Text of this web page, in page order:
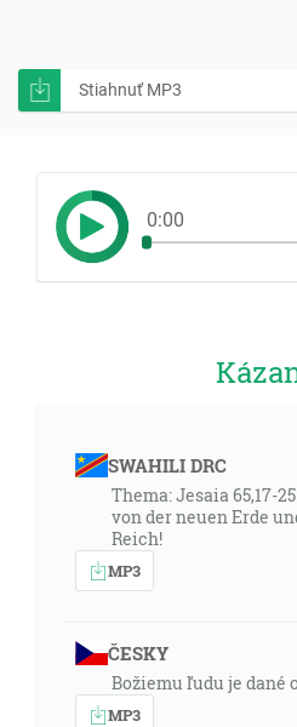
Stiahnuť MP3
0:00
SWAHILI DRC
Thema: Jesaia 65,17-
von der neuen Erde
Reich!
MP3
ČESKY
Božiemu ľudu je dané
MP3